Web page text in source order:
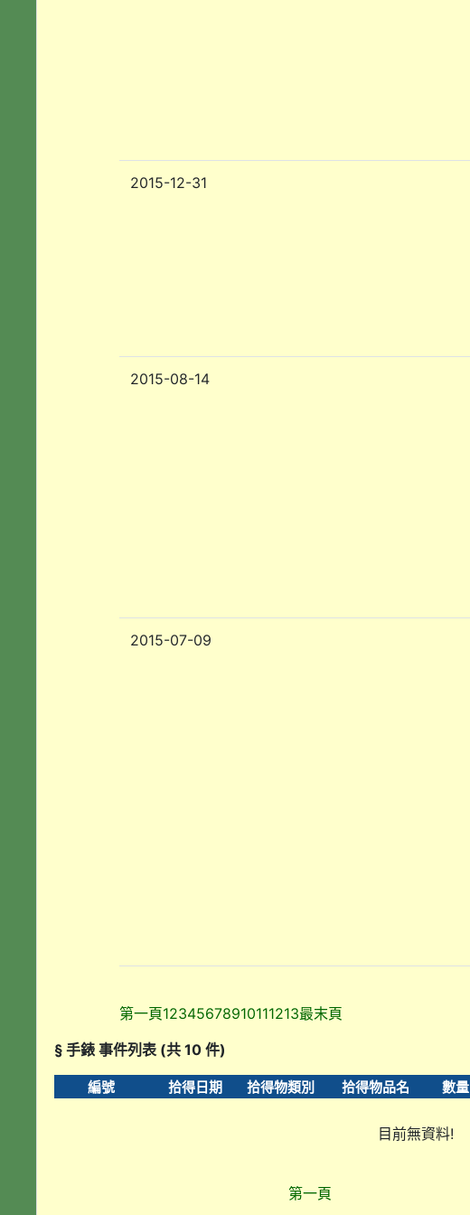
2015-12-31
2015-08-14
2015-07-09
第一頁12345678910111213最末頁
§ 手錶 事件列表 (共 10 件)
編號 拾得日期 拾得物類別 拾得物品名 數量
目前無資料!
第一頁